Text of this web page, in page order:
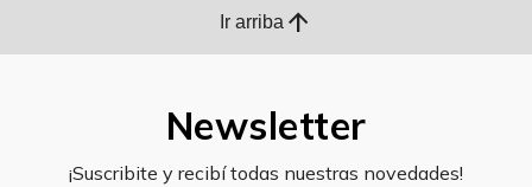
Ir arriba arrow_upward
Newsletter
¡Suscribite y recibí todas nuestras novedades!